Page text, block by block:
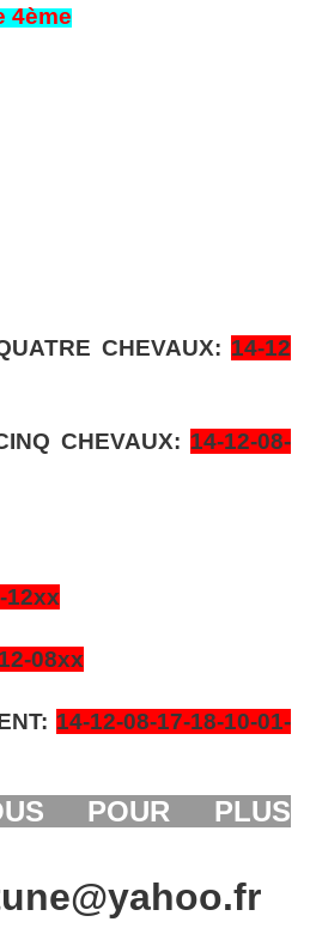
4ème
CHEVAUX: 14-12
CHEVAUX: 14-12-08-
12xx
08xx
14-12-08-17-18-10-01-
POUR PLUS